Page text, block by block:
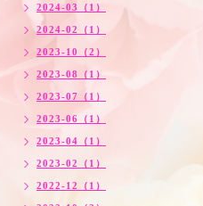
2024-03（1）
2024-02（1）
2023-10（2）
2023-08（1）
2023-07（1）
2023-06（1）
2023-04（1）
2023-02（1）
2022-12（1）